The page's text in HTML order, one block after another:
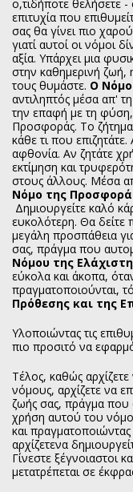
ο,τιδήποτε θελήσετε
επιτυχία που
σας θα γίνει πιο
γιατί αυτοί οι νόμοι
αξία. Υπάρχει μια
στην καθημερινή ζωή,
τους θυμάστε. Ο
αντιληπτός μέσα απ'
την επαφή με τη
Προσφοράς. Το
κάθε τι που
αφθονία. Αν ζητάτε
εκτίμηση και
στους άλλους. Μέσα
Νόμο της
Δημιουργείτε καλό
ευκολότερη. Θα δείτε
μεγάλη προσπάθεια
σας, πράγμα που
Νόμου της
εύκολα και άκοπα,
πραγματοποιούνται,
Πρόθεσης και της
Υλοποιώντας τις
πιο προσιτό να
Τέλος, καθώς
νόμους, αρχίζετε να
ζωής σας, πράγμα που
χρήση αυτού του
και
αρχίζετενα
Γίνεστε ξέγνοιαστοι
μετατρέπεται σε